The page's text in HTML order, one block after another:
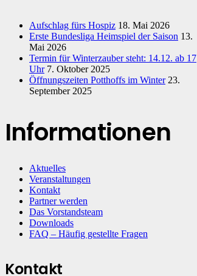
Aufschlag fürs Hospiz 18. Mai 2026
Erste Bundesliga Heimspiel der Saison 13.
Mai 2026
Termin für Winterzauber steht: 14.12. ab 17
Uhr 7. Oktober 2025
Öffnungszeiten Potthoffs im Winter 23.
September 2025
Informationen
Aktuelles
Veranstaltungen
Kontakt
Partner werden
Das Vorstandsteam
Downloads
FAQ – Häufig gestellte Fragen
Kontakt